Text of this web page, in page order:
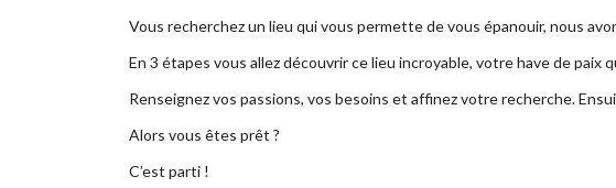
Vous recherchez un lieu qui vous permette de vous épanouir, nous
En 3 étapes vous allez découvrir ce lieu incroyable, votre have de
Renseignez vos passions, vos besoins et affinez votre recherche.
Alors vous êtes prêt ?
C’est parti !